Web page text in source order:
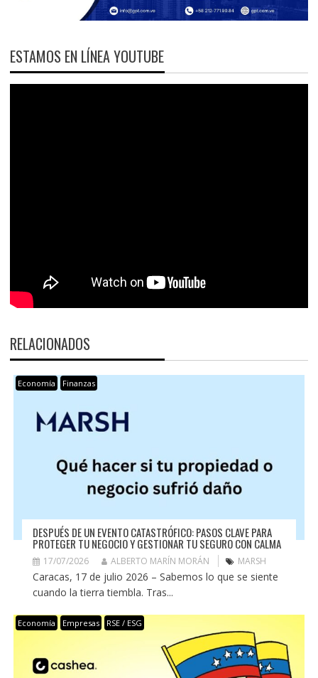
ESTAMOS EN LÍNEA YOUTUBE
RELACIONADOS
Economía Finanzas
DESPUÉS DE UN EVENTO CATASTRÓFICO: PASOS CLAVE PARA
PROTEGER TU NEGOCIO Y GESTIONAR TU SEGURO CON CALMA
17/07/2026 ALBERTO MARÍN MORÁN MARSH
Caracas, 17 de julio 2026 – Sabemos lo que se siente
cuando la tierra tiembla. Tras...
Economía Empresas RSE / ESG